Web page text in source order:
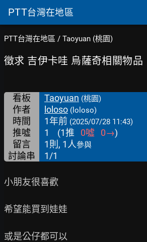
PTT台灣在地區
PTT台灣在地區 / Taoyuan (桃園)
徵求 吉伊卡哇 烏薩奇相關物品
看板 Taoyuan (桃園)
作者 loloso (loloso)
時間 1年前 (2025/07/28 11:43)
推噓 1 (1推 0噓 0→)
留言
1則, 1人參與
討論串 1/1
小朋友很喜歡
希望能買到娃娃
或是公仔都可以